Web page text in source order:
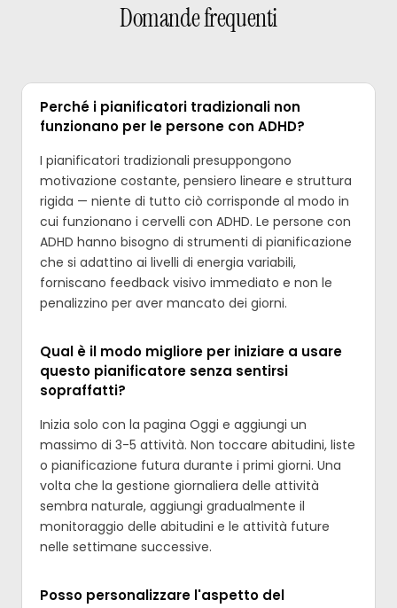
Domande frequenti
Perché i pianificatori tradizionali non
funzionano per le persone con ADHD?
I pianificatori tradizionali presuppongono
motivazione costante, pensiero lineare e struttura
rigida — niente di tutto ciò corrisponde al modo in
cui funzionano i cervelli con ADHD. Le persone con
ADHD hanno bisogno di strumenti di pianificazione
che si adattino ai livelli di energia variabili,
forniscano feedback visivo immediato e non le
penalizzino per aver mancato dei giorni.
Qual è il modo migliore per iniziare a usare
questo pianificatore senza sentirsi
sopraffatti?
Inizia solo con la pagina Oggi e aggiungi un
massimo di 3-5 attività. Non toccare abitudini, liste
o pianificazione futura durante i primi giorni. Una
volta che la gestione giornaliera delle attività
sembra naturale, aggiungi gradualmente il
monitoraggio delle abitudini e le attività future
nelle settimane successive.
Posso personalizzare l'aspetto del